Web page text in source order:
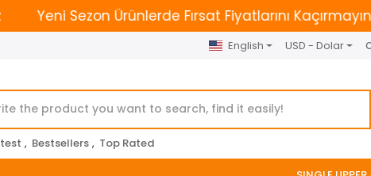
Ürünlerde Fırsat Fiyatlarını Kaçırmayın. | 2500 TL
English USD - Dolar
, Bestsellers , Top Rated